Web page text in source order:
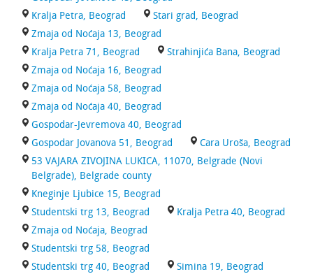
Kralja Petra, Beograd
Stari grad, Beograd
Zmaja od Noćaja 13, Beograd
Kralja Petra 71, Beograd
Strahinjića Bana, Beograd
Zmaja od Noćaja 16, Beograd
Zmaja od Noćaja 58, Beograd
Zmaja od Noćaja 40, Beograd
Gospodar-Jevremova 40, Beograd
Gospodar Jovanova 51, Beograd
Cara Uroša, Beograd
53 VAJARA ZIVOJINA LUKICA, 11070, Belgrade (Novi
Belgrade), Belgrade county
Kneginje Ljubice 15, Beograd
Studentski trg 13, Beograd
Kralja Petra 40, Beograd
Zmaja od Noćaja, Beograd
Studentski trg 58, Beograd
Studentski trg 40, Beograd
Simina 19, Beograd